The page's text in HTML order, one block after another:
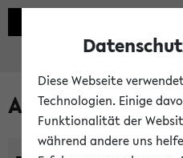
Alle Lehrenden
Diese Webseite
Technologien. Einige
Funktionalität der
während andere uns